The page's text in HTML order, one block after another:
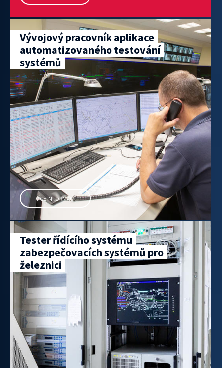
Vývojový pracovník aplikace
automatizovaného testování
systémů
VÍCE INFORMACÍ
Tester řídícího systému
zabezpečovacích systémů pro
železnici